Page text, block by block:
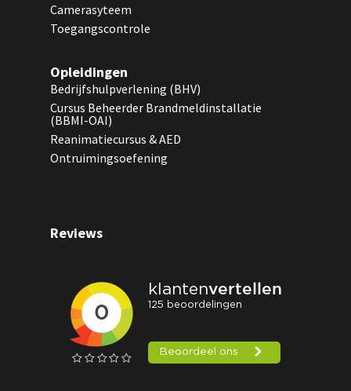
Camerasyteem
Toegangscontrole
Opleidingen
Bedrijfshulpverlening (BHV)
Cursus Beheerder Brandmeldinstallatie
(BBMI-OAI)
Reanimatiecursus & AED
Ontruimingsoefening
Reviews